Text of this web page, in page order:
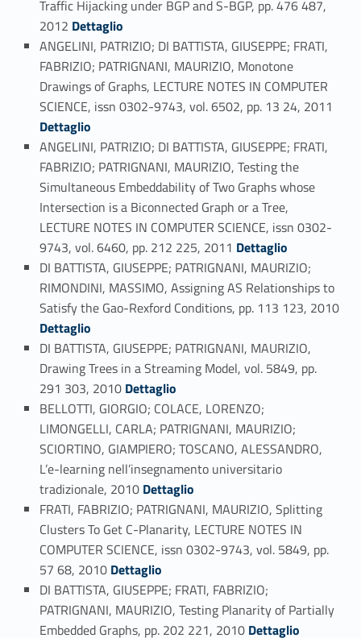
Traffic Hijacking under BGP and S-BGP, pp. 476 487,
2012 Link identifier #identifier_person_59081-125
Dettaglio
ANGELINI, PATRIZIO; DI BATTISTA, GIUSEPPE; FRATI,
FABRIZIO; PATRIGNANI, MAURIZIO, Monotone
Drawings of Graphs, LECTURE NOTES IN COMPUTER
SCIENCE, issn 0302-9743, vol. 6502, pp. 13 24, 2011
Dettaglio
ANGELINI, PATRIZIO; DI BATTISTA, GIUSEPPE; FRATI,
FABRIZIO; PATRIGNANI, MAURIZIO, Testing the
Simultaneous Embeddability of Two Graphs whose
Intersection is a Biconnected Graph or a Tree,
LECTURE NOTES IN COMPUTER SCIENCE, issn 0302-
9743, vol. 6460, pp. 212 225, 2011 Link identifier #identifier_person_67530-127
Dettaglio
DI BATTISTA, GIUSEPPE; PATRIGNANI, MAURIZIO;
RIMONDINI, MASSIMO, Assigning AS Relationships to
Satisfy the Gao-Rexford Conditions, pp. 113 123, 2010
Link identifier #identifier_person_43087-128
Dettaglio
DI BATTISTA, GIUSEPPE; PATRIGNANI, MAURIZIO,
Drawing Trees in a Streaming Model, vol. 5849, pp.
291 303, 2010 Link identifier #identifier_person_68092-129
Dettaglio
BELLOTTI, GIORGIO; COLACE, LORENZO;
LIMONGELLI, CARLA; PATRIGNANI, MAURIZIO;
SCIORTINO, GIAMPIERO; TOSCANO, ALESSANDRO,
L’e-learning nell’insegnamento universitario
tradizionale, 2010 Link identifier #identifier_person_102573-130
Dettaglio
FRATI, FABRIZIO; PATRIGNANI, MAURIZIO, Splitting
Clusters To Get C-Planarity, LECTURE NOTES IN
COMPUTER SCIENCE, issn 0302-9743, vol. 5849, pp.
57 68, 2010 Link identifier #identifier_person_144909-131
Dettaglio
DI BATTISTA, GIUSEPPE; FRATI, FABRIZIO;
PATRIGNANI, MAURIZIO, Testing Planarity of Partially
Embedded Graphs, pp. 202 221, 2010 Link identifier #identifier_person_177695-132
Dettaglio